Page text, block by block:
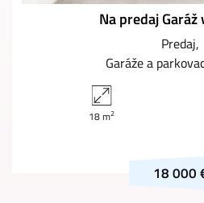
Na predaj Garáž
Predaj
Garáže a
18 m2
18 000